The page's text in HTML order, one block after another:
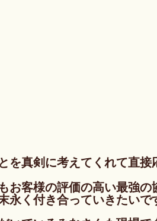
を真剣に考えてくれて直
お客様の評価の高い最強の
永く付き合っていきたいで